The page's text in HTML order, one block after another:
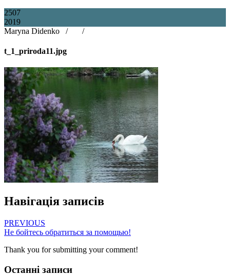
2507
2019
Maryna Didenko /
/
t_1_priroda11.jpg
Навігація записів
PREVIOUS
Не бойтесь обратиться за помощью!
Thank you for submitting your comment!
Останні записи